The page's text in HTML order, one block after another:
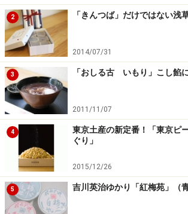
2 「きんつば」だけではない浅
2014/07/31
3 「おしる古 いもり」こし餡
2011/11/07
4
東京土産の新定番！「東京ピ
ぐり」
2015/12/26
5 吉川英治ゆかり「紅梅苑」（